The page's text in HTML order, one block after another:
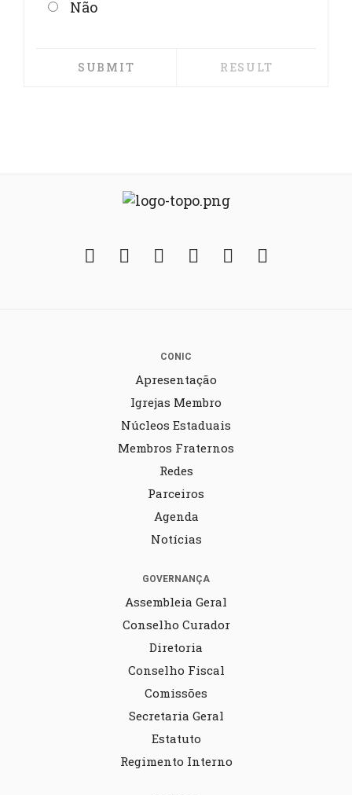
Não
FacebookTwitter Instagram
YouTubeFickr
CONIC
Apresentação
Igrejas Membro
Núcleos Estaduais
Membros Fraternos
Redes
Parceiros
Agenda
Notícias
GOVERNANÇA
Assembleia Geral
Conselho Curador
Diretoria
Conselho Fiscal
Comissões
Secretaria Geral
Estatuto
Regimento Interno